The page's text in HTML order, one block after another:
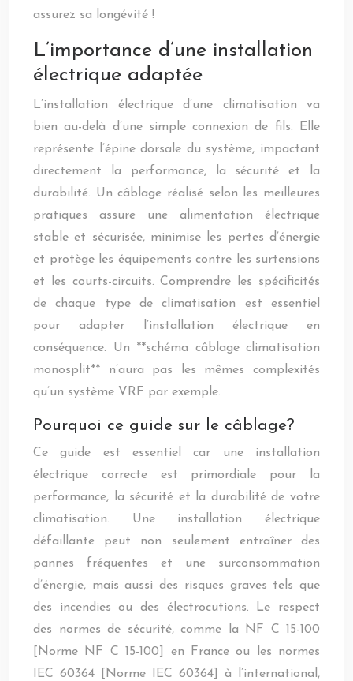
assurez sa longévité !
L’importance d’une installation
électrique adaptée
L’installation électrique d’une climatisation va
bien au-delà d’une simple connexion de fils. Elle
représente l’épine dorsale du système, impactant
directement la performance, la sécurité et la
durabilité. Un câblage réalisé selon les meilleures
pratiques assure une alimentation électrique
stable et sécurisée, minimise les pertes d’énergie
et protège les équipements contre les surtensions
et les courts-circuits. Comprendre les spécificités
de chaque type de climatisation est essentiel
pour adapter l’installation électrique en
conséquence. Un **schéma câblage climatisation
monosplit** n’aura pas les mêmes complexités
qu’un système VRF par exemple.
Pourquoi ce guide sur le câblage?
Ce guide est essentiel car une installation
électrique correcte est primordiale pour la
performance, la sécurité et la durabilité de votre
climatisation. Une installation électrique
défaillante peut non seulement entraîner des
pannes fréquentes et une surconsommation
d’énergie, mais aussi des risques graves tels que
des incendies ou des électrocutions. Le respect
des normes de sécurité, comme la NF C 15-100
[Norme NF C 15-100] en France ou les normes
IEC 60364 [Norme IEC 60364] à l’international,